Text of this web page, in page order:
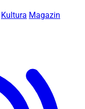
Kultura Magazin